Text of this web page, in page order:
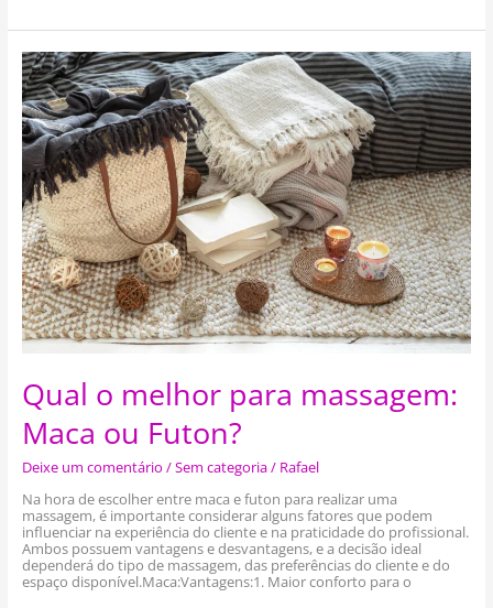
Qual o melhor para massagem:
Maca ou Futon?
Deixe um comentário /Sem categoria/ Rafael
Na hora de escolher entre maca e futon para realizar uma
massagem, é importante considerar alguns fatores que podem
influenciar na experiência do cliente e na praticidade do profissional.
Ambos possuem vantagens e desvantagens, e a decisão ideal
dependerá do tipo de massagem, das preferências do cliente e do
espaço disponível.Maca:Vantagens:1. Maior conforto para o
Qual
o
melhor
para
massagem:
Maca
ou
Futon?